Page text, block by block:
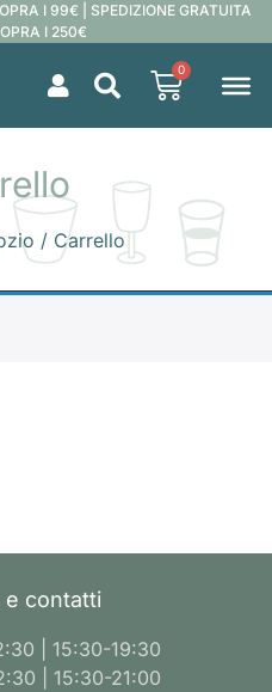
I 99€ | SPEDIZIONE GRATUITA
I 250€
0
/ Carrello
e contatti
| 15:30-19:30
| 15:30-21:00